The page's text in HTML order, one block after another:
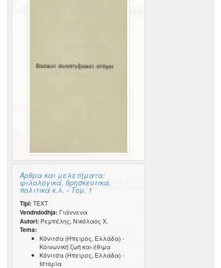
Άρθρα και μελετήματα:
φιλολογικά, θρησκευτικά,
πολιτικά κ.λ. - Τομ. 1
Tipi: TEXT
Vendndodhja: Γιάννενα
Autori: Ρεμπέλης, Νικόλαος Χ.
Tema:
Κόνιτσα (Ήπειρος, Ελλάδα) -
Κοινωνική ζωή και έθιμα
Κόνιτσα (Ήπειρος, Ελλάδα) -
Ιστορία